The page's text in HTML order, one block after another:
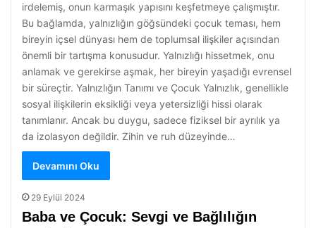
irdelemiş, onun karmaşık yapısını keşfetmeye çalışmıştır.
Bu bağlamda, yalnızlığın göğsündeki çocuk teması, hem
bireyin içsel dünyası hem de toplumsal ilişkiler açısından
önemli bir tartışma konusudur. Yalnızlığı hissetmek, onu
anlamak ve gerekirse aşmak, her bireyin yaşadığı evrensel
bir süreçtir. Yalnızlığın Tanımı ve Çocuk Yalnızlık, genellikle
sosyal ilişkilerin eksikliği veya yetersizliği hissi olarak
tanımlanır. Ancak bu duygu, sadece fiziksel bir ayrılık ya
da izolasyon değildir. Zihin ve ruh düzeyinde…
Devamını Oku
29 Eylül 2024
Baba ve Çocuk: Sevgi ve Bağlılığın